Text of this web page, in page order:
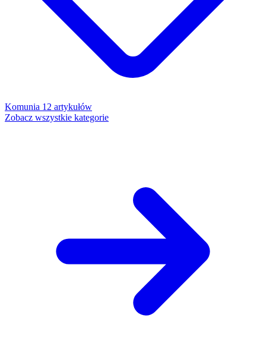
Komunia 12 artykułów
Zobacz wszystkie kategorie